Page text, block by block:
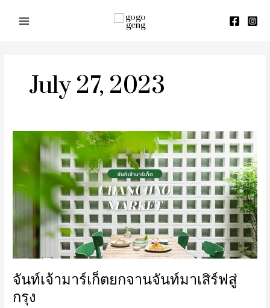
July 27, 2023
จันท์เจ้ามาร์เก็ตยกจานจันท์มาเสิร์ฟสู่
กรุง
มาร์เก็ต
จาน
จันท์
มา
เสิร์ฟ
สู่
กรุง